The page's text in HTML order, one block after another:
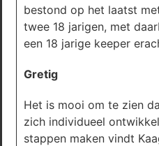
bestond op het laatst
twee 18 jarigen, met
een 18 jarige keeper
Gretig
Het is mooi om te zien
zich individueel
stappen maken vindt